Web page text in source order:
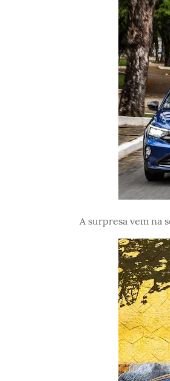
A surpresa vem na